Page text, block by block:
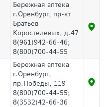
Бережная аптека
г.Оренбург, пр-кт
Братьев
Коростелевых, д.47
8(961)942-66-46;
8(800)700-44-55
Бережная аптека
г.Оренбург,
пр.Победы, 119
8(800)700-44-55;
8(3532)42-66-36